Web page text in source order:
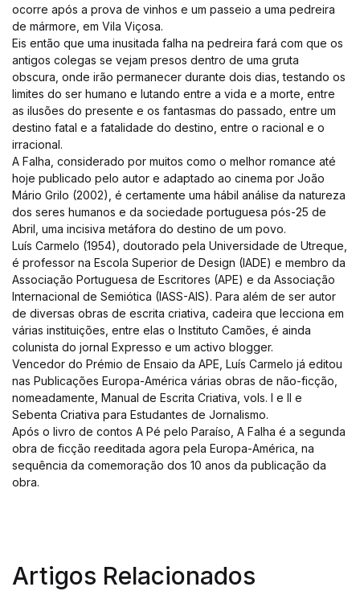
ocorre após a prova de vinhos e um passeio a uma pedreira
de mármore, em Vila Viçosa.
Eis então que uma inusitada falha na pedreira fará com que os
antigos colegas se vejam presos dentro de uma gruta
obscura, onde irão permanecer durante dois dias, testando os
limites do ser humano e lutando entre a vida e a morte, entre
as ilusões do presente e os fantasmas do passado, entre um
destino fatal e a fatalidade do destino, entre o racional e o
irracional.
A Falha, considerado por muitos como o melhor romance até
hoje publicado pelo autor e adaptado ao cinema por João
Mário Grilo (2002), é certamente uma hábil análise da natureza
dos seres humanos e da sociedade portuguesa pós-25 de
Abril, uma incisiva metáfora do destino de um povo.
Luís Carmelo (1954), doutorado pela Universidade de Utreque,
é professor na Escola Superior de Design (IADE) e membro da
Associação Portuguesa de Escritores (APE) e da Associação
Internacional de Semiótica (IASS-AIS). Para além de ser autor
de diversas obras de escrita criativa, cadeira que lecciona em
várias instituições, entre elas o Instituto Camões, é ainda
colunista do jornal Expresso e um activo blogger.
Vencedor do Prémio de Ensaio da APE, Luís Carmelo já editou
nas Publicações Europa-América várias obras de não-ficção,
nomeadamente, Manual de Escrita Criativa, vols. I e II e
Sebenta Criativa para Estudantes de Jornalismo.
Após o livro de contos A Pé pelo Paraíso, A Falha é a segunda
obra de ficção reeditada agora pela Europa-América, na
sequência da comemoração dos 10 anos da publicação da
obra.
Artigos Relacionados